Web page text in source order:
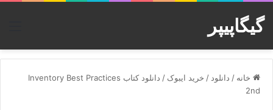
گیگاپیپر
خانه / دانلود / خرید ایبوک /
دانلود کتاب Inventory Best Practices
2nd